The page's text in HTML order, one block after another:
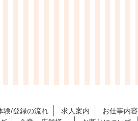
験/登録の流れ 求人案内 お仕事内容